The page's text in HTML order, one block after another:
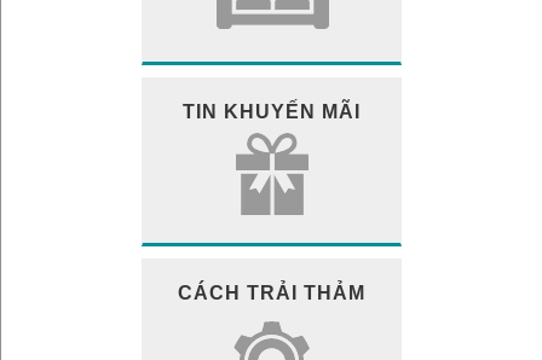
TIN KHUYẾN MÃI
CÁCH TRẢI THẢM